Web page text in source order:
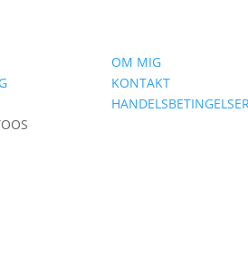
OM MIG
KONTAKT
HANDELSBETINGELSER